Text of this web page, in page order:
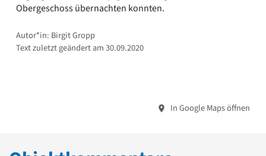
Obergeschoss übernachten konnten.
Autor*in: Birgit Gropp
Text zuletzt geändert am 30.09.2020
In Google Maps öffnen